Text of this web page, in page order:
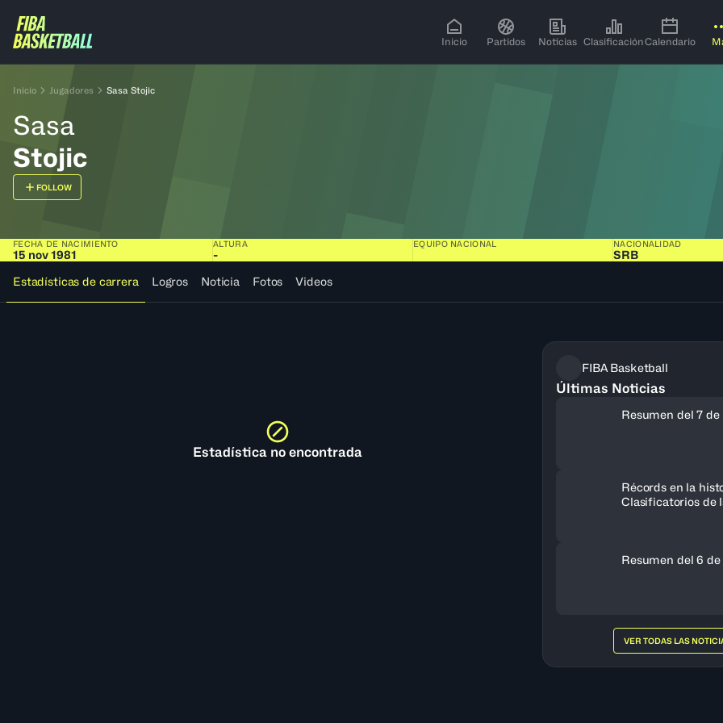
Inicio Partidos Noticias ClasificaciónCalendario
Inicio Jugadores Sasa Stojic
Sasa
Stojic
FOLLOW
FECHA DE NACIMIENTO
15 nov 1981
ALTURA
-
EQUIPO NACIONAL NACIONALIDAD
SRB
Estadísticas de carrera
Logros Noticia Fotos Videos
Estadística no encontrada
FIBA Basketball
Últimas Noticias
Resumen del 7 de
Récords en la
Clasificatorios de
Resumen del 6 de
VER TODAS LAS